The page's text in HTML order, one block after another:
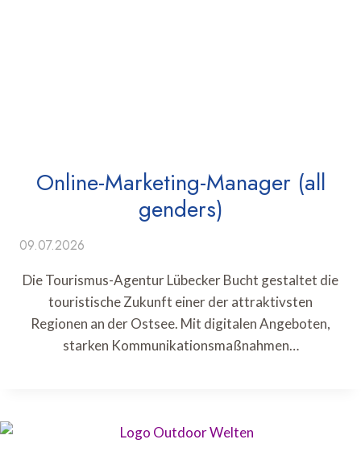
Online-Marketing-Manager (all
genders)
09.07.2026
Die Tourismus-Agentur Lübecker Bucht gestaltet die
touristische Zukunft einer der attraktivsten
Regionen an der Ostsee. Mit digitalen Angeboten,
starken Kommunikationsmaßnahmen…